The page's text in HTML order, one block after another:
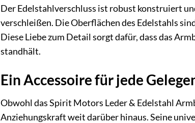
Der Edelstahlverschluss ist robust konstruiert
verschleißen. Die Oberflächen des Edelstahls
Diese Liebe zum Detail sorgt dafür, dass das
standhält.
Ein Accessoire für jede
Obwohl das Spirit Motors Leder & Edelstahl
Anziehungskraft weit darüber hinaus. Seine